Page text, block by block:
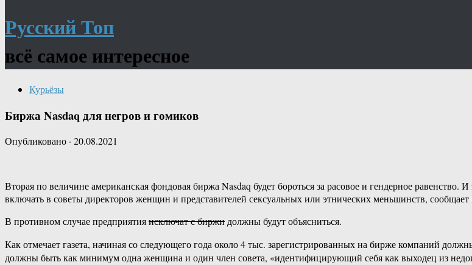
Русский Топ
всё самое интересное
Курьёзы
Биржа Nasdaq для негров и гомиков
Опубликовано · 20.08.2021
Вторая по величине американская фондовая биржа Nasdaq будет бороться за расовое и гендерное
включать в советы директоров женщин и представителей сексуальных или этнических меньшинств,
В противном случае предприятияисключат с биржидолжны будут объясниться.
Как отмечает газета, начиная со следующего года около 4 тыс. зарегистрированных на бирже компаний
должны быть как минимум одна женщина и один член совета, «идентифицирующий себя как выходец из